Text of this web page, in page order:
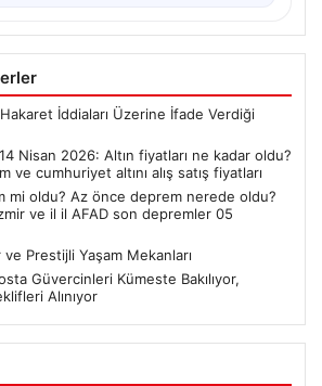
İddiaları Üzerine İfade Verdiği
Nisan 2026: Altın fiyatları ne kadar oldu?
ve cumhuriyet altını alış satış fiyatları
mi oldu? Az önce deprem nerede oldu?
ve il il AFAD son depremler 05
Prestijli Yaşam Mekanları
Güvercinleri Kümeste Bakılıyor,
Alınıyor